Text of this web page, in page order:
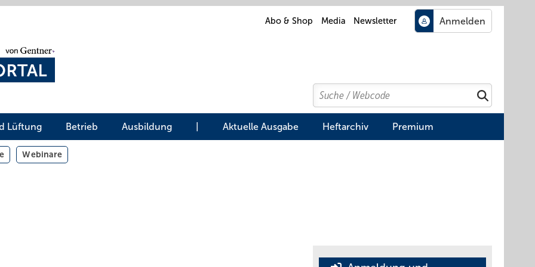
Abo & Shop Media Newsletter
Search
Suchen
Lüftung Betrieb Ausbildung Aktuelle Ausgabe Heftarchiv Premium
Webinare